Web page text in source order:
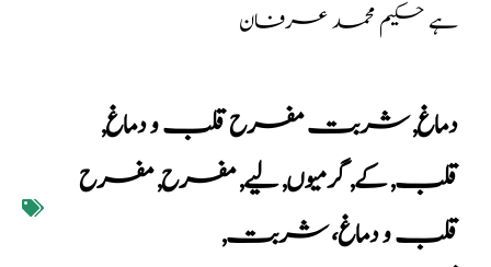
ہے حکیم محمد عرفان
دماغ,شربت مفرح قلب و دماغ,
قلب,کے,گرمیوں,لیے,مفرح,مفرح
قلب و دماغ، شربت,